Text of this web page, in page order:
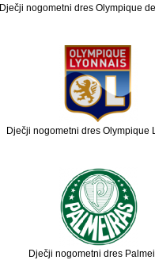
Dječji nogometni dres Olympique
Dječji nogometni dres Olympique
Dječji nogometni dres